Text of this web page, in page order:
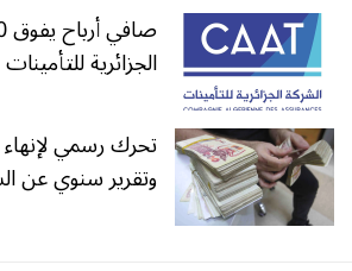
الجزائرية للتأمينات
تحرك رسمي
وتقرير سنوي عن